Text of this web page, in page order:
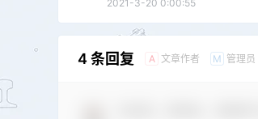
2021-3-20 0:00:55
4 条回复 A 文章作者 M 管理员